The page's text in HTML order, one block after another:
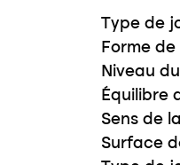
Type de
Forme
Niveau
Équilibre
Sens de
Surface